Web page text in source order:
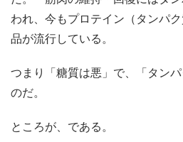
われ、今もプロテイン（タンパ
品が流行している。
つまり「糖質は悪」で、「タン
のだ。
ところが、である。